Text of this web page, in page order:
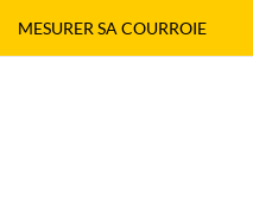
MESURER SA COURROIE